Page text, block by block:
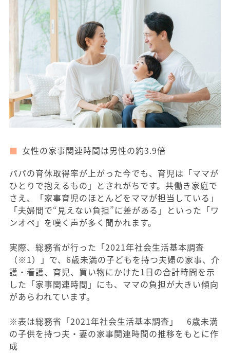
女性の家事関連時間は男性の約3.9倍
パパの育休取得率が上がった今でも、育児は「ママが
ひとりで抱えるもの」とされがちです。共働き家庭で
さえ、「家事育児のほとんどをママが担当している」
「夫婦間で“見えない負担”に差がある」といった「ワ
ンオペ」を嘆く声が多く聞かれます。
実際、総務省が行った「2021年社会生活基本調査
（※1）」で、6歳未満の子どもを持つ夫婦の家事、介
護・看護、育児、買い物にかけた1日の合計時間を示
した「家事関連時間」にも、ママの負担が大きい傾向
があらわれています。
※表は総務省「2021年社会生活基本調査」 6歳未満
の子供を持つ夫・妻の家事関連時間の推移をもとに作
成